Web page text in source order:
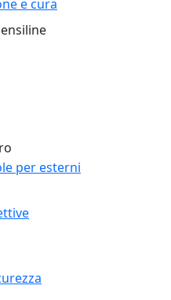
e cura
per esterni